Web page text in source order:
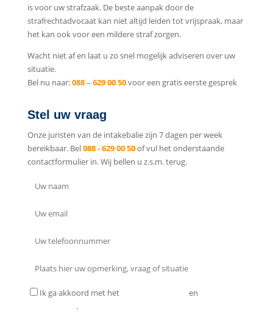
is voor uw strafzaak. De beste aanpak door de
strafrechtadvocaat kan niet altijd leiden tot vrijspraak, maar
het kan ook voor een mildere straf zorgen.
Wacht niet af en laat u zo snel mogelijk adviseren over uw
situatie.
Bel nu naar:088 – 629 00 50voor een gratis eerste gesprek
Stel uw vraag
Onze juristen van de intakebalie zijn 7 dagen per week
bereikbaar. Bel088 - 629 00 50of vul het onderstaande
contactformulier in. Wij bellen u z.s.m. terug.
Ik ga akkoord met het en
.